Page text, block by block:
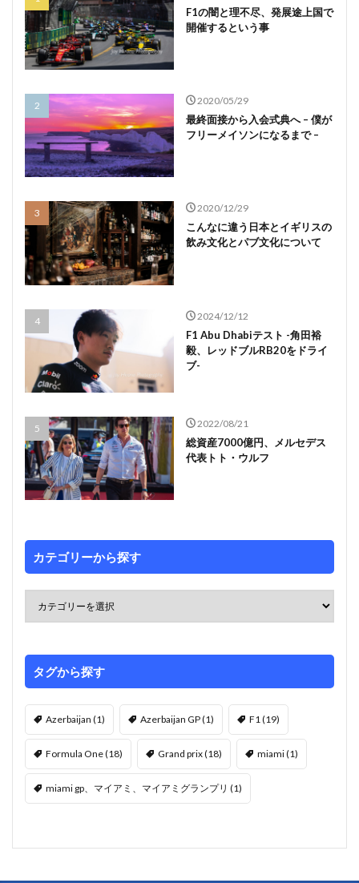
F1の闇と理不尽、発展途上国で
開催するという事
2020/05/29
最終面接から入会式典へ – 僕が
フリーメイソンになるまで –
2020/12/29
こんなに違う日本とイギリスの
飲み文化とパブ文化について
2024/12/12
F1 Abu Dhabiテスト -角田裕
毅、レッドブルRB20をドライ
ブ-
2022/08/21
総資産7000億円、メルセデス
代表トト・ウルフ
カテゴリーから探す
タグから探す
Azerbaijan (1) Azerbaijan GP(1) F1(19)
Formula One(18) Grand prix(18) miami(1)
miami gp、マイアミ、マイアミグランプリ (1)